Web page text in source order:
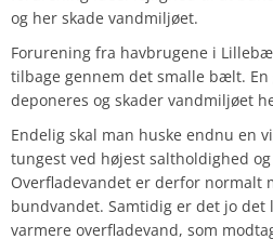
og her skade vandmiljøet.
Forurening fra havbrugene i
tilbage gennem det smalle bælt. En
deponeres og skader vandmiljøet
Endelig skal man huske endnu en
tungest ved højest saltholdighed
Overfladevandet er derfor normalt
bundvandet. Samtidig er det jo
varmere overfladevand, som